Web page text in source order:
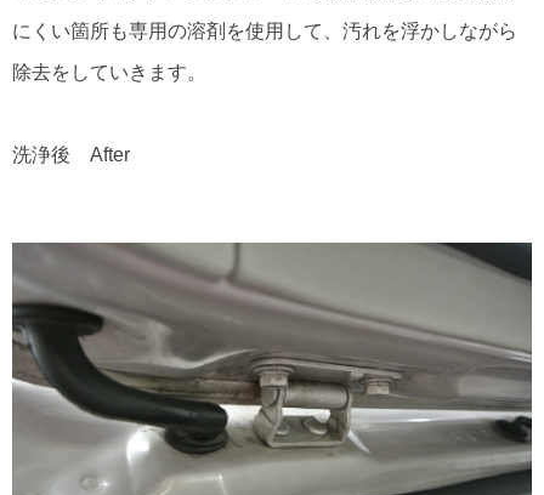
にくい箇所も専用の溶剤を使用して、汚れを浮かしながら
除去をしていきます。
洗浄後 After